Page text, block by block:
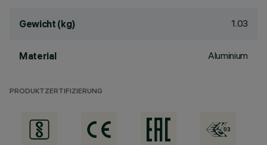
Gewicht (kg) 1.03
Material Aluminium
PRODUKTZERTIFIZIERUNG